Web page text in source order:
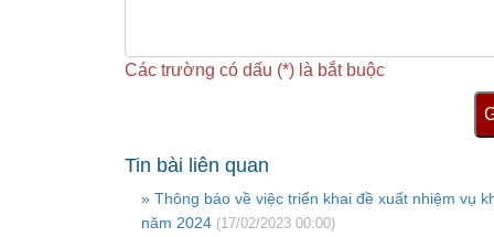
Các trường có dấu (*) là bắt buộc
Tin bài liên quan
» Thông báo về việc triển khai đề xuất nhiệm vụ
năm 2024 (17/02/2023 00:00)